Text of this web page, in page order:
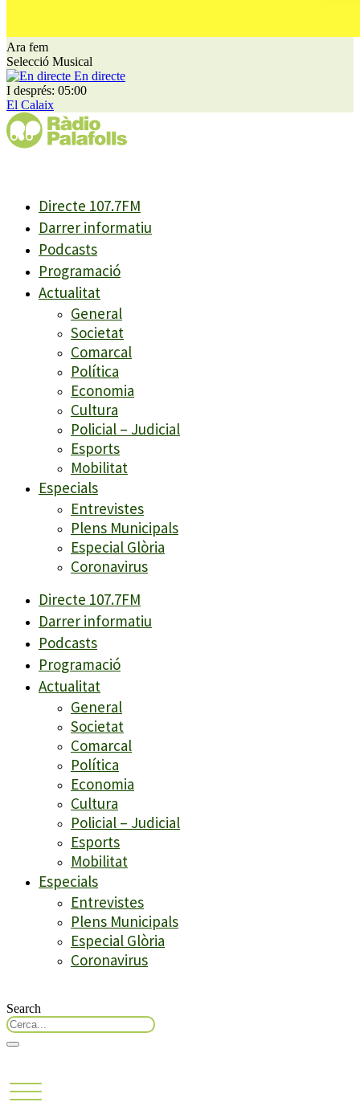
Ara fem
Selecció Musical
En directe
I després: 05:00
El Calaix
Directe 107.7FM
Darrer informatiu
Podcasts
Programació
Actualitat
General
Societat
Comarcal
Política
Economia
Cultura
Policial – Judicial
Esports
Mobilitat
Especials
Entrevistes
Plens Municipals
Especial Glòria
Coronavirus
Directe 107.7FM
Darrer informatiu
Podcasts
Programació
Actualitat
General
Societat
Comarcal
Política
Economia
Cultura
Policial – Judicial
Esports
Mobilitat
Especials
Entrevistes
Plens Municipals
Especial Glòria
Coronavirus
Search